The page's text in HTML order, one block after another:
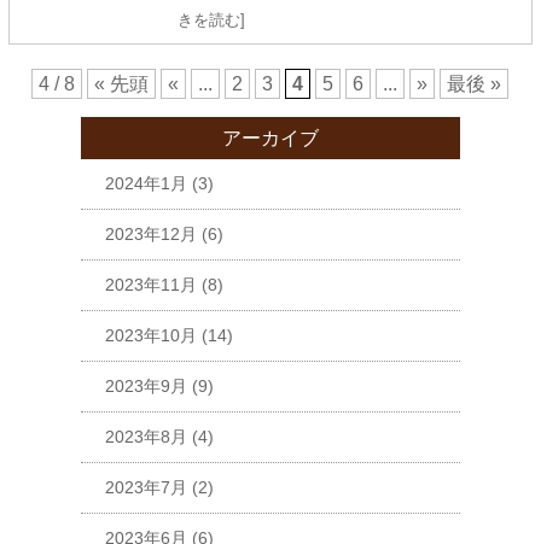
きを読む]
4 / 8 « 先頭 « ... 2 3 4 5 6 ... » 最後 »
アーカイブ
2024年1月 (3)
2023年12月 (6)
2023年11月 (8)
2023年10月 (14)
2023年9月 (9)
2023年8月 (4)
2023年7月 (2)
2023年6月 (6)